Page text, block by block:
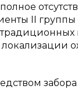
II
забора